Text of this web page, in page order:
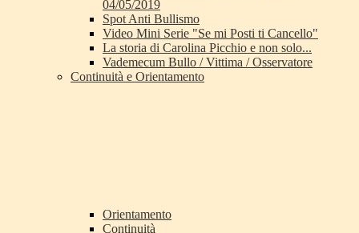
04/05/2019
Spot Anti Bullismo
Video Mini Serie "Se mi Posti ti Cancello"
La storia di Carolina Picchio e non solo...
Vademecum Bullo / Vittima / Osservatore
Continuità e Orientamento
Orientamento
Continuità